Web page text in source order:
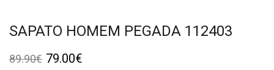
SAPATO HOMEM PEGADA 112403
89.90€ 79.00€